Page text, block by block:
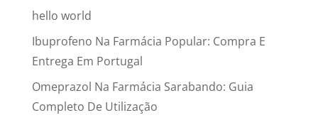
hello world
Ibuprofeno Na Farmácia Popular: Compra E
Entrega Em Portugal
Omeprazol Na Farmácia Sarabando: Guia
Completo De Utilização